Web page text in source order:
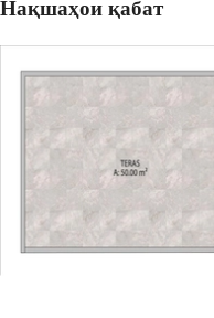
Нақшаҳои қабат